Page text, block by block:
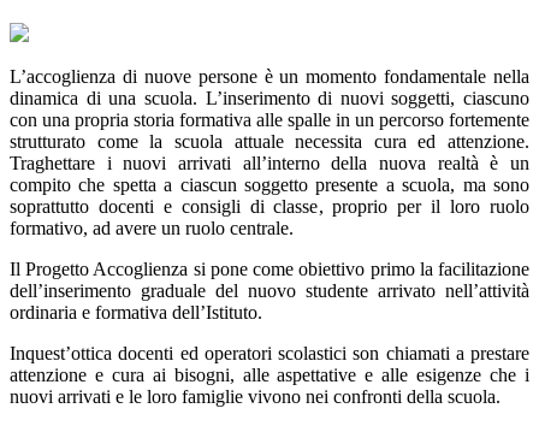
L’accoglienza di nuove persone è un momento fondamentale nella
dinamica di una scuola. L’inserimento di nuovi soggetti, ciascuno
con una propria storia formativa alle spalle in un percorso fortemente
strutturato come la scuola attuale necessita cura ed attenzione.
Traghettare i nuovi arrivati all’interno della nuova realtà è un
compito che spetta a ciascun soggetto presente a scuola, ma sono
soprattutto docenti e consigli di classe, proprio per il loro ruolo
formativo, ad avere un ruolo centrale.
Il Progetto Accoglienza si pone come obiettivo primo la facilitazione
dell’inserimento graduale del nuovo studente arrivato nell’attività
ordinaria e formativa dell’Istituto.
Inquest’ottica docenti ed operatori scolastici son chiamati a prestare
attenzione e cura ai bisogni, alle aspettative e alle esigenze che i
nuovi arrivati e le loro famiglie vivono nei confronti della scuola.